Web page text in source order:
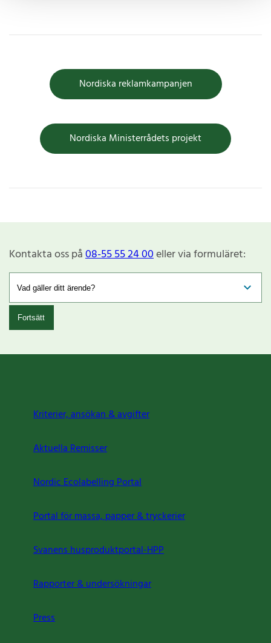
Nordiska reklamkampanjen
Nordiska Ministerrådets projekt
Kontakta oss på08-55 55 24 00eller via formuläret:
Fortsätt
Kriterier, ansökan & avgifter
Aktuella Remisser
Nordic Ecolabelling Portal
Portal för massa, papper & tryckerier
Svanens husproduktportal-HPP
Rapporter & undersökningar
Press